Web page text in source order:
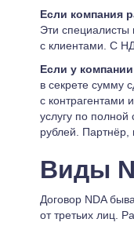
Если компания
Эти специалисты
с клиентами. С
Если у
в секрете сумму
с контрагентами
услугу по полной
рублей. Партнёр,
Виды
Договор NDA
от третьих лиц.